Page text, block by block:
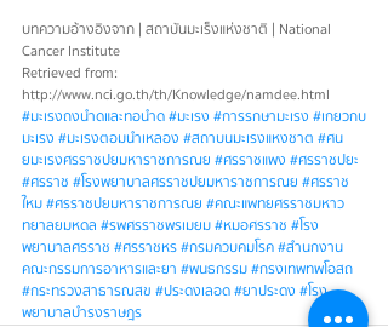
บทความอ้างอิงจาก | สถาบันมะเร็งแห่งชาติ | National
Cancer Institute
Retrieved from:
http://www.nci.go.th/th/Knowledge/namdee.html
#มะเรงถงนำดและทอนำด#มะเรง #การรกษามะเรง #เกยวกบ
มะเรง #มะเรงตอมนำเหลอง #สถาบนมะเรงแหงชาต #ศน
ยมะเรงศรราชปยมหาราชการณย #ศรราชแพง #ศรราชปยะ
#ศรราช #โรงพยาบาลศรราชปยมหาราชการณย #ศรราช
ใหม#ศรราชปยมหาราชการณย #คณะแพทยศรราชมหาว
ทยาลยมหดล #รพศรราชพรเมยม#หมอศรราช #โรง
พยาบาลศรราช #ศรราชหร#กรมควบคมโรค#สำนกงาน
คณะกรรมการอาหารและยา #พนธกรรม#กรงเทพทพโอสถ
#กระทรวงสาธารณสข #ประดงเลอด#ยาประดง #โรง
พยาบาลบำรงราษฎร